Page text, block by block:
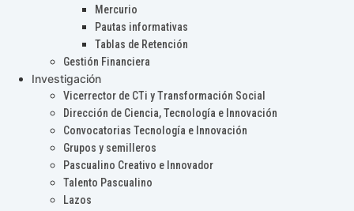
Mercurio
Pautas informativas
Tablas de Retención
Gestión Financiera
Investigación
Vicerrector de CTi y Transformación Social
Dirección de Ciencia, Tecnología e Innovación
Convocatorias Tecnología e Innovación
Grupos y semilleros
Pascualino Creativo e Innovador
Talento Pascualino
Lazos